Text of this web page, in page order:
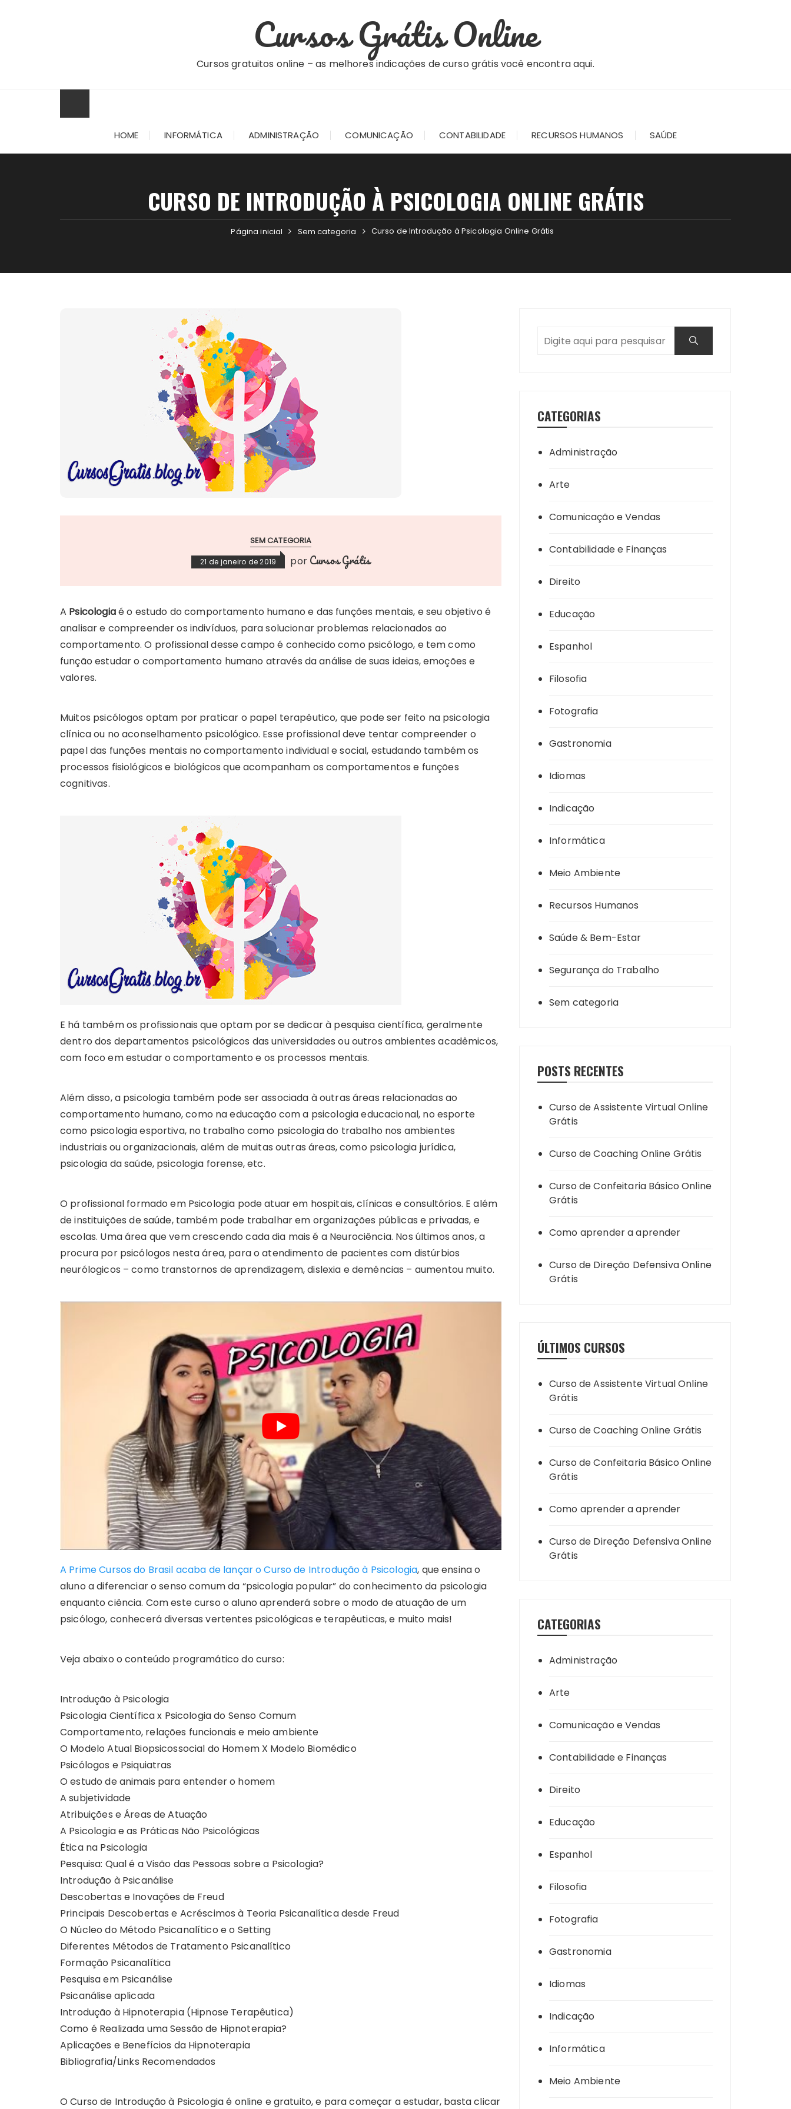
Cursos Grátis Online
Cursos gratuitos online – as melhores indicações de curso grátis você encontra aqui.
HOME INFORMÁTICA ADMINISTRAÇÃO COMUNICAÇÃO CONTABILIDADE RECURSOS HUMANOS SAÚDE
CURSO DE INTRODUÇÃO À PSICOLOGIA ONLINE GRÁTIS
Página inicial Sem categoria Curso de Introdução à Psicologia Online Grátis
SEM CATEGORIA
21 de janeiro de 2019 por Cursos Grátis
A Psicologiaé o estudo do comportamento humano e das funções mentais, e seu objetivo é
analisar e compreender os indivíduos, para solucionar problemas relacionados ao
comportamento. O profissional desse campo é conhecido como psicólogo, e tem como
função estudar o comportamento humano através da análise de suas ideias, emoções e
valores.
Muitos psicólogos optam por praticar o papel terapêutico, que pode ser feito na psicologia
clínica ou no aconselhamento psicológico. Esse profissional deve tentar compreender o
papel das funções mentais no comportamento individual e social, estudando também os
processos fisiológicos e biológicos que acompanham os comportamentos e funções
cognitivas.
E há também os profissionais que optam por se dedicar à pesquisa científica, geralmente
dentro dos departamentos psicológicos das universidades ou outros ambientes acadêmicos,
com foco em estudar o comportamento e os processos mentais.
Além disso, a psicologia também pode ser associada à outras áreas relacionadas ao
comportamento humano, como na educação com a psicologia educacional, no esporte
como psicologia esportiva, no trabalho como psicologia do trabalho nos ambientes
industriais ou organizacionais, além de muitas outras áreas, como psicologia jurídica,
psicologia da saúde, psicologia forense, etc.
O profissional formado em Psicologia pode atuar em hospitais, clínicas e consultórios. E além
de instituições de saúde, também pode trabalhar em organizações públicas e privadas, e
escolas. Uma área que vem crescendo cada dia mais é a Neurociência. Nos últimos anos, a
procura por psicólogos nesta área, para o atendimento de pacientes com distúrbios
neurólogicos – como transtornos de aprendizagem, dislexia e demências – aumentou muito.
A Prime Cursos do Brasil acaba de lançar o Curso de Introdução à Psicologia, que ensina o
aluno a diferenciar o senso comum da “psicologia popular” do conhecimento da psicologia
enquanto ciência. Com este curso o aluno aprenderá sobre o modo de atuação de um
psicólogo, conhecerá diversas vertentes psicológicas e terapêuticas, e muito mais!
Veja abaixo o conteúdo programático do curso:
Introdução à Psicologia
Psicologia Científica x Psicologia do Senso Comum
Comportamento, relações funcionais e meio ambiente
O Modelo Atual Biopsicossocial do Homem X Modelo Biomédico
Psicólogos e Psiquiatras
O estudo de animais para entender o homem
A subjetividade
Atribuições e Áreas de Atuação
A Psicologia e as Práticas Não Psicológicas
Ética na Psicologia
Pesquisa: Qual é a Visão das Pessoas sobre a Psicologia?
Introdução à Psicanálise
Descobertas e Inovações de Freud
Principais Descobertas e Acréscimos à Teoria Psicanalítica desde Freud
O Núcleo do Método Psicanalítico e o Setting
Diferentes Métodos de Tratamento Psicanalítico
Formação Psicanalítica
Pesquisa em Psicanálise
Psicanálise aplicada
Introdução à Hipnoterapia (Hipnose Terapêutica)
Como é Realizada uma Sessão de Hipnoterapia?
Aplicações e Benefícios da Hipnoterapia
Bibliografia/Links Recomendados
O Curso de Introdução à Psicologia é online e gratuito, e para começar a estudar, basta clicar
CATEGORIAS
Administração
Arte
Comunicação e Vendas
Contabilidade e Finanças
Direito
Educação
Espanhol
Filosofia
Fotografia
Gastronomia
Idiomas
Indicação
Informática
Meio Ambiente
Recursos Humanos
Saúde & Bem-Estar
Segurança do Trabalho
Sem categoria
POSTS RECENTES
Curso de Assistente Virtual Online
Grátis
Curso de Coaching Online Grátis
Curso de Confeitaria Básico Online
Grátis
Como aprender a aprender
Curso de Direção Defensiva Online
Grátis
ÚLTIMOS CURSOS
Curso de Assistente Virtual Online
Grátis
Curso de Coaching Online Grátis
Curso de Confeitaria Básico Online
Grátis
Como aprender a aprender
Curso de Direção Defensiva Online
Grátis
CATEGORIAS
Administração
Arte
Comunicação e Vendas
Contabilidade e Finanças
Direito
Educação
Espanhol
Filosofia
Fotografia
Gastronomia
Idiomas
Indicação
Informática
Meio Ambiente